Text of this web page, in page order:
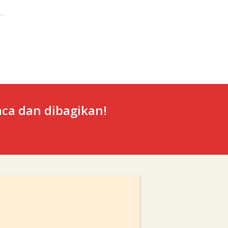
dan dibagikan!